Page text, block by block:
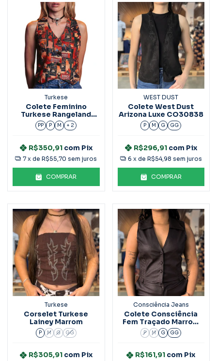
Turkese
Colete Feminino
Turkese Rangeland
CT06604
PP P M + 2
R$350,91 com Pix
7 x deR$55,70 sem juros
COMPRAR
WEST DUST
Colete West Dust
Arizona Luxe CO30838
P M G GG
R$296,91 com Pix
6 x de R$54,98 sem juros
COMPRAR
Turkese
Corselet Turkese
Lainey Marrom
P M G GG
R$305,91 com Pix
Consciência Jeans
Colete Consciência
Fem Traçado Marrom
90605
P M G GG
R$161,91 com Pix